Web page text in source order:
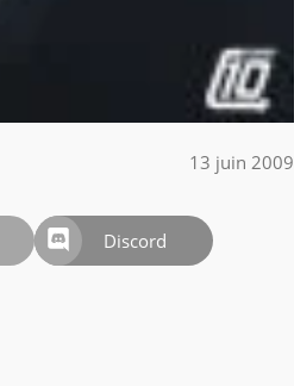
13 juin 2009
Discord